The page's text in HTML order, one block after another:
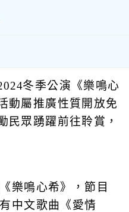
冬季公演《樂鳴心
動屬推廣性質開放免
民眾踴躍前往聆賞，
樂鳴心希》，節目
中文歌曲《愛情